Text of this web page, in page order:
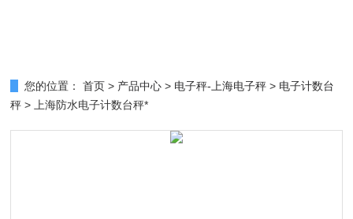
您的位置： 首页 > 产品中心 > 电子秤-上海电子秤 > 电子计数台
秤 > 上海防水电子计数台秤*